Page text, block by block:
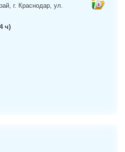
г. Краснодар, ул.
ч)